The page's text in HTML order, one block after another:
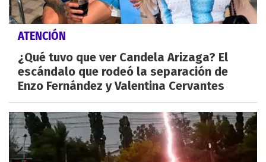
ATENCIÓN
¿Qué tuvo que ver Candela Arizaga? El
escándalo que rodeó la separación de
Enzo Fernández y Valentina Cervantes